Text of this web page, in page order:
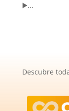
▶️...
Descubre